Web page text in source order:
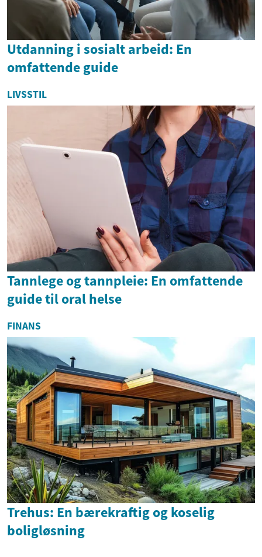
Utdanning i sosialt arbeid: En
omfattende guide
LIVSSTIL
Tannlege og tannpleie: En omfattende
guide til oral helse
FINANS
Trehus: En bærekraftig og koselig
boligløsning